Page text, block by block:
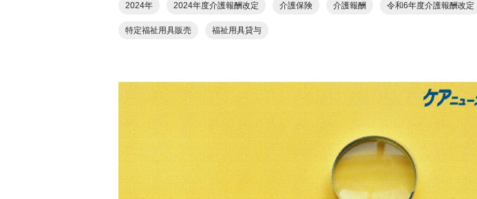
2024年 2024年度介護報酬改定 介護保険 介護報酬 令和6年度介護報酬改定
特定福祉用具販売 福祉用具貸与